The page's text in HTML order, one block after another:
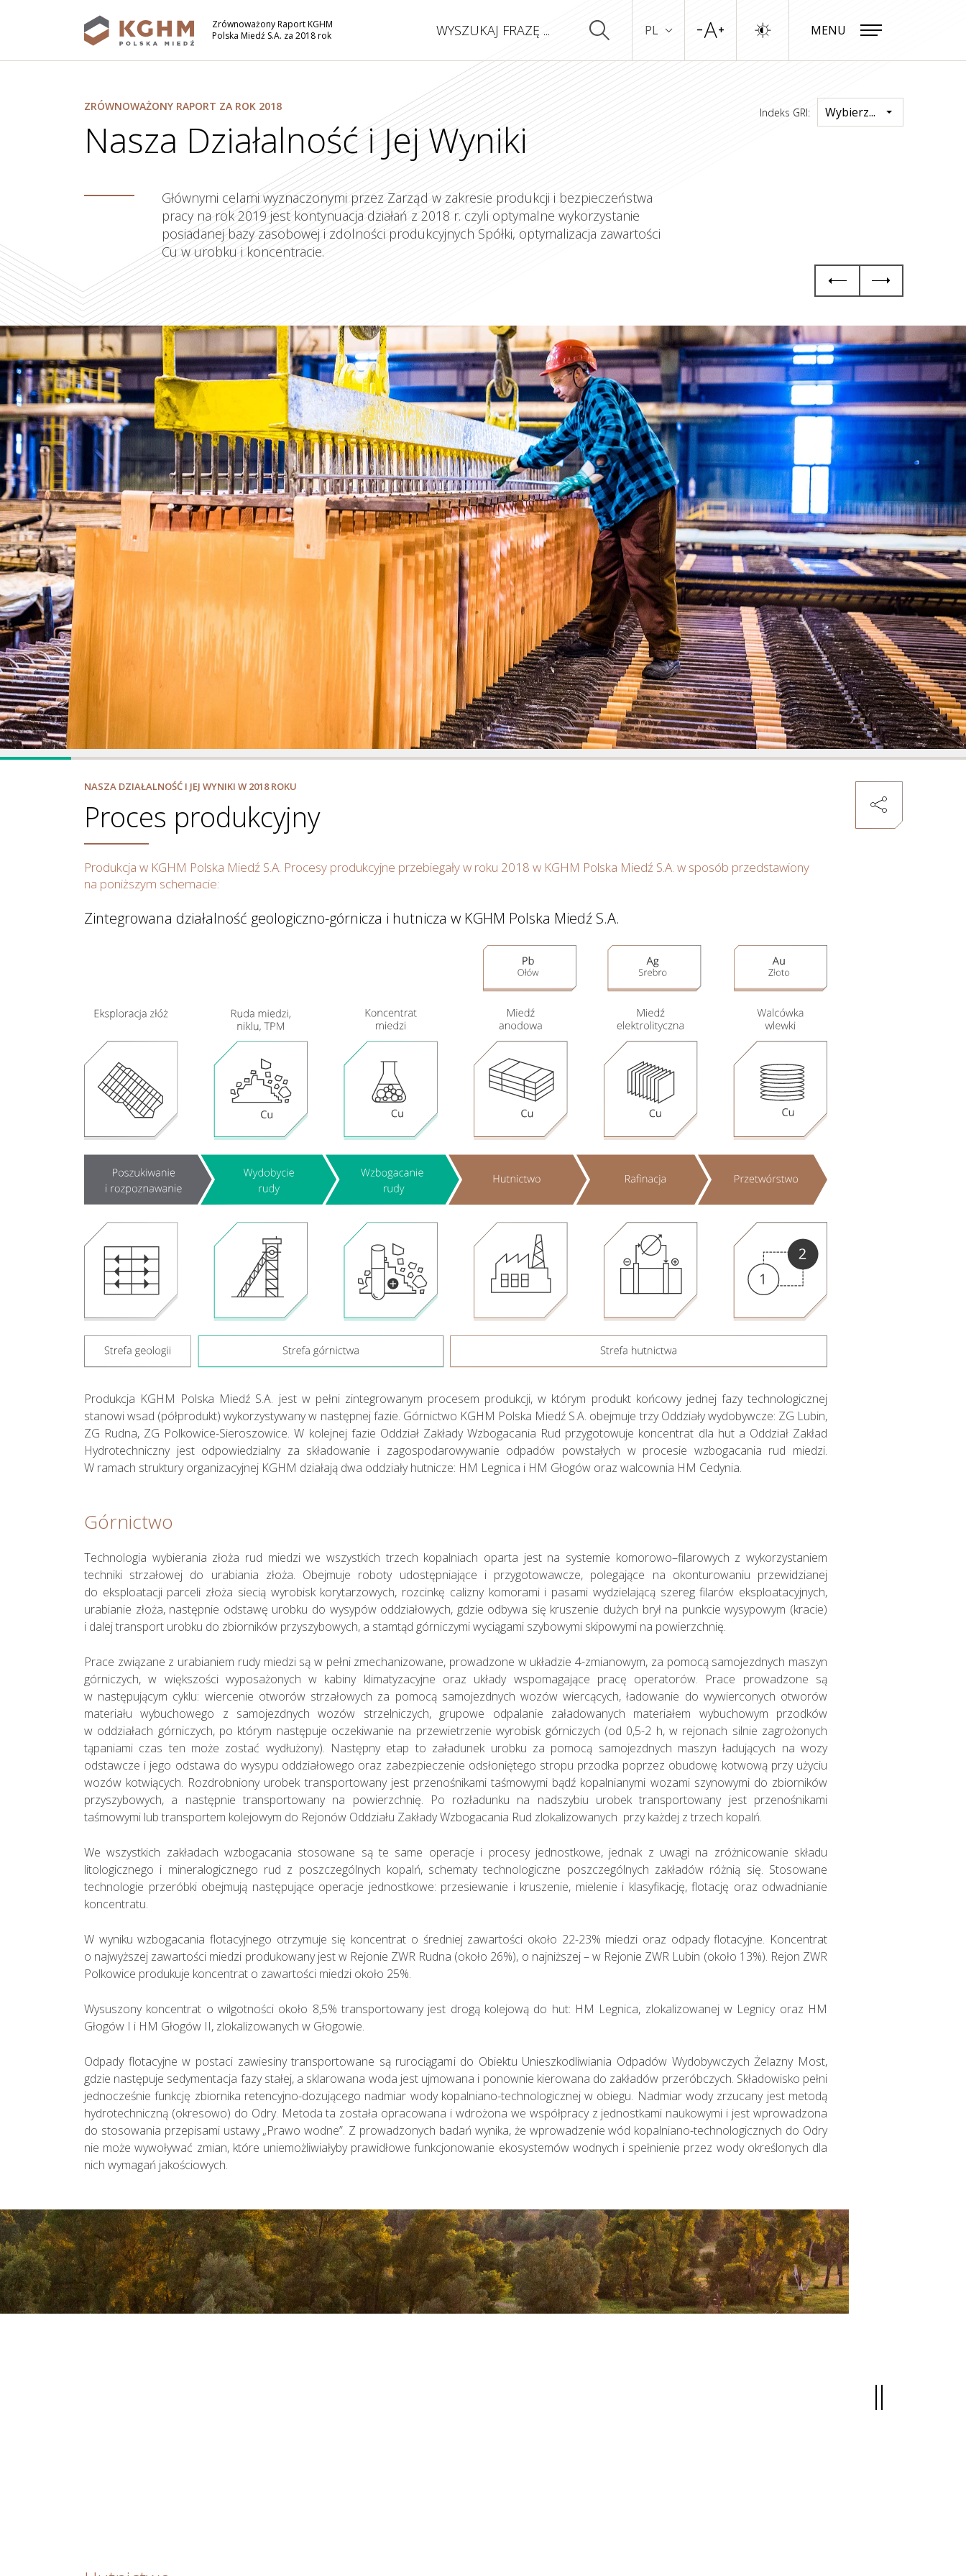
Rozdziały ZAMKNIJ
Grupa KGHM i
Nasze Otoczenie
wartość
zarządzania
Nasza Strategia
Zarządzanie
Ryzykiem
Zarządzanie
kapitałem
ludzkim
Działania w
sferze
zagadnień
społecznych
Działania w
sferze
środowiska
naturalnego
Nasza
działalność i jej
wyniki w 2018
roku
Perspektywy
Finansowe
Jednostkowe
Finansowe
Skonsolidowane
Zrównoważony Raport KGHM
Polska Miedź S.A. za 2018 rok
PL MENU
Indeks GRI: Wybierz...
ZRÓWNOWAŻONY RAPORT ZA ROK 2018
Nasza Działalność i Jej Wyniki
Głównymi celami wyznaczonymi przez Zarząd w zakresie produkcji i bezpieczeństwa
pracy na rok 2019 jest kontynuacja działań z 2018 r. czyli optymalne wykorzystanie
posiadanej bazy zasobowej i zdolności produkcyjnych Spółki, optymalizacja zawartości
Cu w urobku i koncentracie.
NASZA DZIAŁALNOŚĆ I JEJ WYNIKI W 2018 ROKU
Proces produkcyjny
Produkcja w KGHM Polska Miedź S.A. Procesy produkcyjne przebiegały w roku 2018 w KGHM Polska Miedź S.A. w sposób przedstawiony
na poniższym schemacie:
Zintegrowana działalność geologiczno-górnicza i hutnicza w KGHM Polska Miedź S.A.
Produkcja KGHM Polska Miedź S.A. jest w pełni zintegrowanym procesem produkcji, w którym produkt końcowy jednej fazy technologicznej
stanowi wsad (półprodukt) wykorzystywany w następnej fazie. Górnictwo KGHM Polska Miedź S.A. obejmuje trzy Oddziały wydobywcze: ZG Lubin,
ZG Rudna, ZG Polkowice-Sieroszowice. W kolejnej fazie Oddział Zakłady Wzbogacania Rud przygotowuje koncentrat dla hut a Oddział Zakład
Hydrotechniczny jest odpowiedzialny za składowanie i zagospodarowywanie odpadów powstałych w procesie wzbogacania rud miedzi.
W ramach struktury organizacyjnej KGHM działają dwa oddziały hutnicze: HM Legnica i HM Głogów oraz walcownia HM Cedynia.
Górnictwo
Technologia wybierania złoża rud miedzi we wszystkich trzech kopalniach oparta jest na systemie komorowo–filarowych z wykorzystaniem
techniki strzałowej do urabiania złoża. Obejmuje roboty udostępniające i przygotowawcze, polegające na okonturowaniu przewidzianej
do eksploatacji parceli złoża siecią wyrobisk korytarzowych, rozcinkę calizny komorami i pasami wydzielającą szereg filarów eksploatacyjnych,
urabianie złoża, następnie odstawę urobku do wysypów oddziałowych, gdzie odbywa się kruszenie dużych brył na punkcie wysypowym (kracie)
i dalej transport urobku do zbiorników przyszybowych, a stamtąd górniczymi wyciągami szybowymi skipowymi na powierzchnię.
Prace związane z urabianiem rudy miedzi są w pełni zmechanizowane, prowadzone w układzie 4-zmianowym, za pomocą samojezdnych maszyn
górniczych, w większości wyposażonych w kabiny klimatyzacyjne oraz układy wspomagające pracę operatorów. Prace prowadzone są
w następującym cyklu: wiercenie otworów strzałowych za pomocą samojezdnych wozów wiercących, ładowanie do wywierconych otworów
materiału wybuchowego z samojezdnych wozów strzelniczych, grupowe odpalanie załadowanych materiałem wybuchowym przodków
w oddziałach górniczych, po którym następuje oczekiwanie na przewietrzenie wyrobisk górniczych (od 0,5-2 h, w rejonach silnie zagrożonych
tąpaniami czas ten może zostać wydłużony). Następny etap to załadunek urobku za pomocą samojezdnych maszyn ładujących na wozy
odstawcze i jego odstawa do wysypu oddziałowego oraz zabezpieczenie odsłoniętego stropu przodka poprzez obudowę kotwową przy użyciu
wozów kotwiących. Rozdrobniony urobek transportowany jest przenośnikami taśmowymi bądź kopalnianymi wozami szynowymi do zbiorników
przyszybowych, a następnie transportowany na powierzchnię. Po rozładunku na nadszybiu urobek transportowany jest przenośnikami
taśmowymi lub transportem kolejowym do Rejonów Oddziału Zakłady Wzbogacania Rud zlokalizowanych przy każdej z trzech kopalń.
We wszystkich zakładach wzbogacania stosowane są te same operacje i procesy jednostkowe, jednak z uwagi na zróżnicowanie składu
litologicznego i mineralogicznego rud z poszczególnych kopalń, schematy technologiczne poszczególnych zakładów różnią się. Stosowane
technologie przeróbki obejmują następujące operacje jednostkowe: przesiewanie i kruszenie, mielenie i klasyfikację, flotację oraz odwadnianie
koncentratu.
W wyniku wzbogacania flotacyjnego otrzymuje się koncentrat o średniej zawartości około 22-23% miedzi oraz odpady flotacyjne. Koncentrat
o najwyższej zawartości miedzi produkowany jest w Rejonie ZWR Rudna (około 26%), o najniższej – w Rejonie ZWR Lubin (około 13%). Rejon ZWR
Polkowice produkuje koncentrat o zawartości miedzi około 25%.
Wysuszony koncentrat o wilgotności około 8,5% transportowany jest drogą kolejową do hut: HM Legnica, zlokalizowanej w Legnicy oraz HM
Głogów I i HM Głogów II, zlokalizowanych w Głogowie.
Odpady flotacyjne w postaci zawiesiny transportowane są rurociągami do Obiektu Unieszkodliwiania Odpadów Wydobywczych Żelazny Most,
gdzie następuje sedymentacja fazy stałej, a sklarowana woda jest ujmowana i ponownie kierowana do zakładów przeróbczych. Składowisko pełni
jednocześnie funkcję zbiornika retencyjno-dozującego nadmiar wody kopalniano-technologicznej w obiegu. Nadmiar wody zrzucany jest metodą
hydrotechniczną (okresowo) do Odry. Metoda ta została opracowana i wdrożona we współpracy z jednostkami naukowymi i jest wprowadzona
do stosowania przepisami ustawy „Prawo wodne”. Z prowadzonych badań wynika, że wprowadzenie wód kopalniano-technologicznych do Odry
nie może wywoływać zmian, które uniemożliwiałyby prawidłowe funkcjonowanie ekosystemów wodnych i spełnienie przez wody określonych dla
nich wymagań jakościowych.